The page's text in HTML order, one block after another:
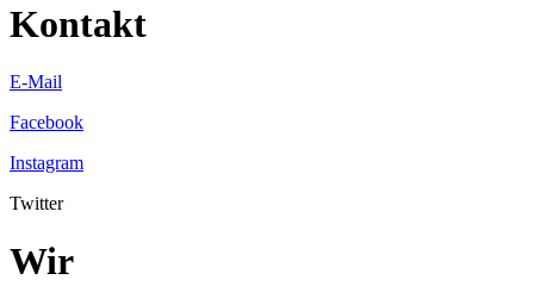
Kontakt
E-Mail
Facebook
Instagram
Twitter
Wir